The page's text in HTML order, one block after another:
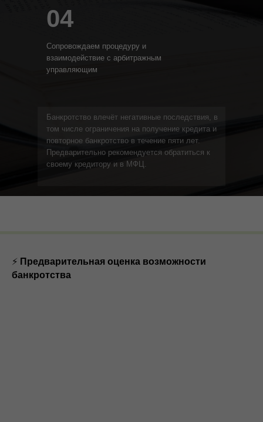
Банкротство влечёт негативные последствия, в
том числе ограничения на получение кредита и
повторное банкротство в течение пяти лет.
Предварительно рекомендуется обратиться к
своему кредитору и в МФЦ.
04
Сопровождаем процедуру и
взаимодействие с арбитражным
управляющим
⚡ Предварительная оценка возможности
банкротства